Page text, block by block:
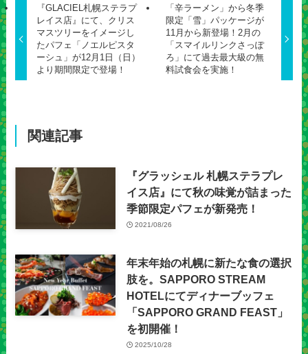
『GLACIEL札幌ステラプ
レイス店』にて、クリス
マスツリーをイメージし
たパフェ「ノエルピスタ
ーシュ」が12月1日（日）
より期間限定で登場！
「辛ラーメン」から冬季
限定「雪」パッケージが
11月から新登場！2月の
「スマイルリンクさっぽ
ろ」にて過去最大級の無
料試食会を実施！
関連記事
『グラッシェル 札幌ステラプレ
イス店』にて秋の味覚が詰まった
季節限定パフェが新発売！
2021/08/26
年末年始の札幌に新たな食の選択
肢を。SAPPORO STREAM
HOTELにてディナーブッフェ
「SAPPORO GRAND FEAST」
を初開催！
2025/10/28